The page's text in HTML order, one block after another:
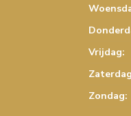
Vrijdag:
Zondag: